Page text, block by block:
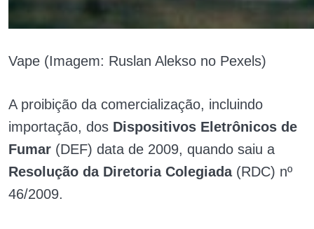
Vape (Imagem: Ruslan Alekso no Pexels)
A proibição da comercialização, incluindo
importação, dos Dispositivos Eletrônicos de
Fumar (DEF) data de 2009, quando saiu a
Resolução da Diretoria Colegiada(RDC) nº
46/2009.